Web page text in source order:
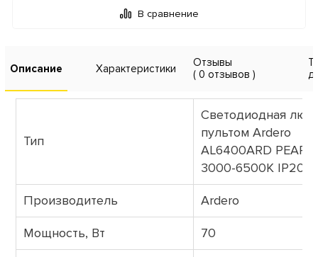
В сравнение
Описание Характеристики
Отзывы
( 0 отзывов )
Тип
Светодиодная
пультом Ardero
AL6400ARD PEARL
3000-6500К IP20
Производитель Ardero
Мощность, Вт 70